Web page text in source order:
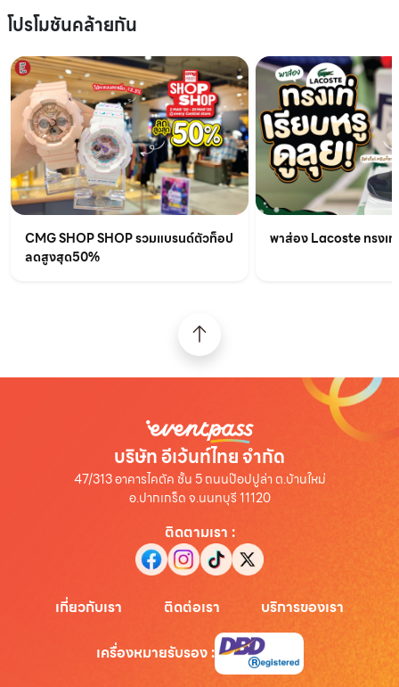
โปรโมชันคล้ายกัน
CMG SHOP SHOP รวมแบรนด์ตัวท็อป
ลดสูงสุด50%
พาส่อง Lacoste ทรงเ
บริษัท อีเว้นท์ไทย จำกัด
47/313 อาคารไคตัค ชั้น 5 ถนนป๊อปปูล่า ต.บ้านใหม่
อ.ปากเกร็ด จ.นนทบุรี 11120
ติดตามเรา :
เกี่ยวกับเรา ติดต่อเรา บริการของเรา
เครื่องหมายรับรอง: